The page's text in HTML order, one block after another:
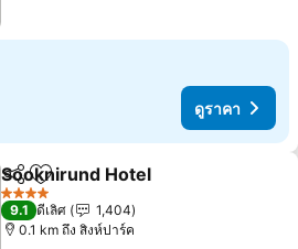
ดูราคา
แชร์ เพิ่มในรายการโปรด
Sooknirund Hotel
4 ดาว
9.1 ดีเลิศ
1,404
0.1 km ถึง สิงห์ปาร์ค